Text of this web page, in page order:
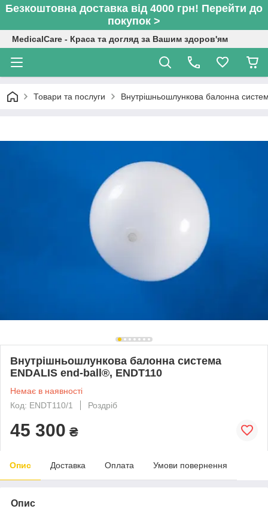
Безкоштовна доставка від 4000 грн! Перейти до
покупок >
MedicalCare - Краса та догляд за Вашим здоров'ям
Товари та послуги Внутрішньошлункова балонна
Внутрішньошлункова балонна система
ENDALIS end-ball®, ENDT110
Немає в наявності
Код: ENDT110/1
Роздріб
45 300 ₴
Опис Доставка Оплата Умови повернення
Опис